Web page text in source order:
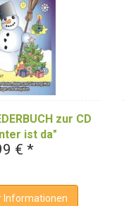
zur CD
ist da"
€ *
Informationen